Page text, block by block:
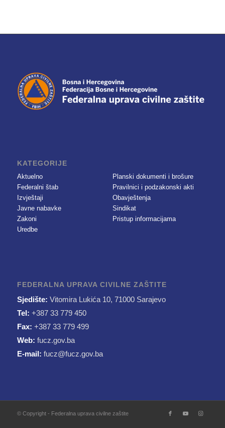
KATEGORIJE
Aktuelno
Federalni štab
Izvještaji
Javne nabavke
Zakoni
Uredbe
Planski dokumenti i brošure
Pravilnici i podzakonski akti
Obavještenja
Sindikat
Pristup informacijama
FEDERALNA UPRAVA CIVILNE ZAŠTITE
Sjedište: Vitomira Lukića 10, 71000 Sarajevo
Tel: +387 33 779 450
Fax: +387 33 779 499
Web: fucz.gov.ba
E-mail: fucz@fucz.gov.ba
© Copyright - Federalna uprava civilne zaštite